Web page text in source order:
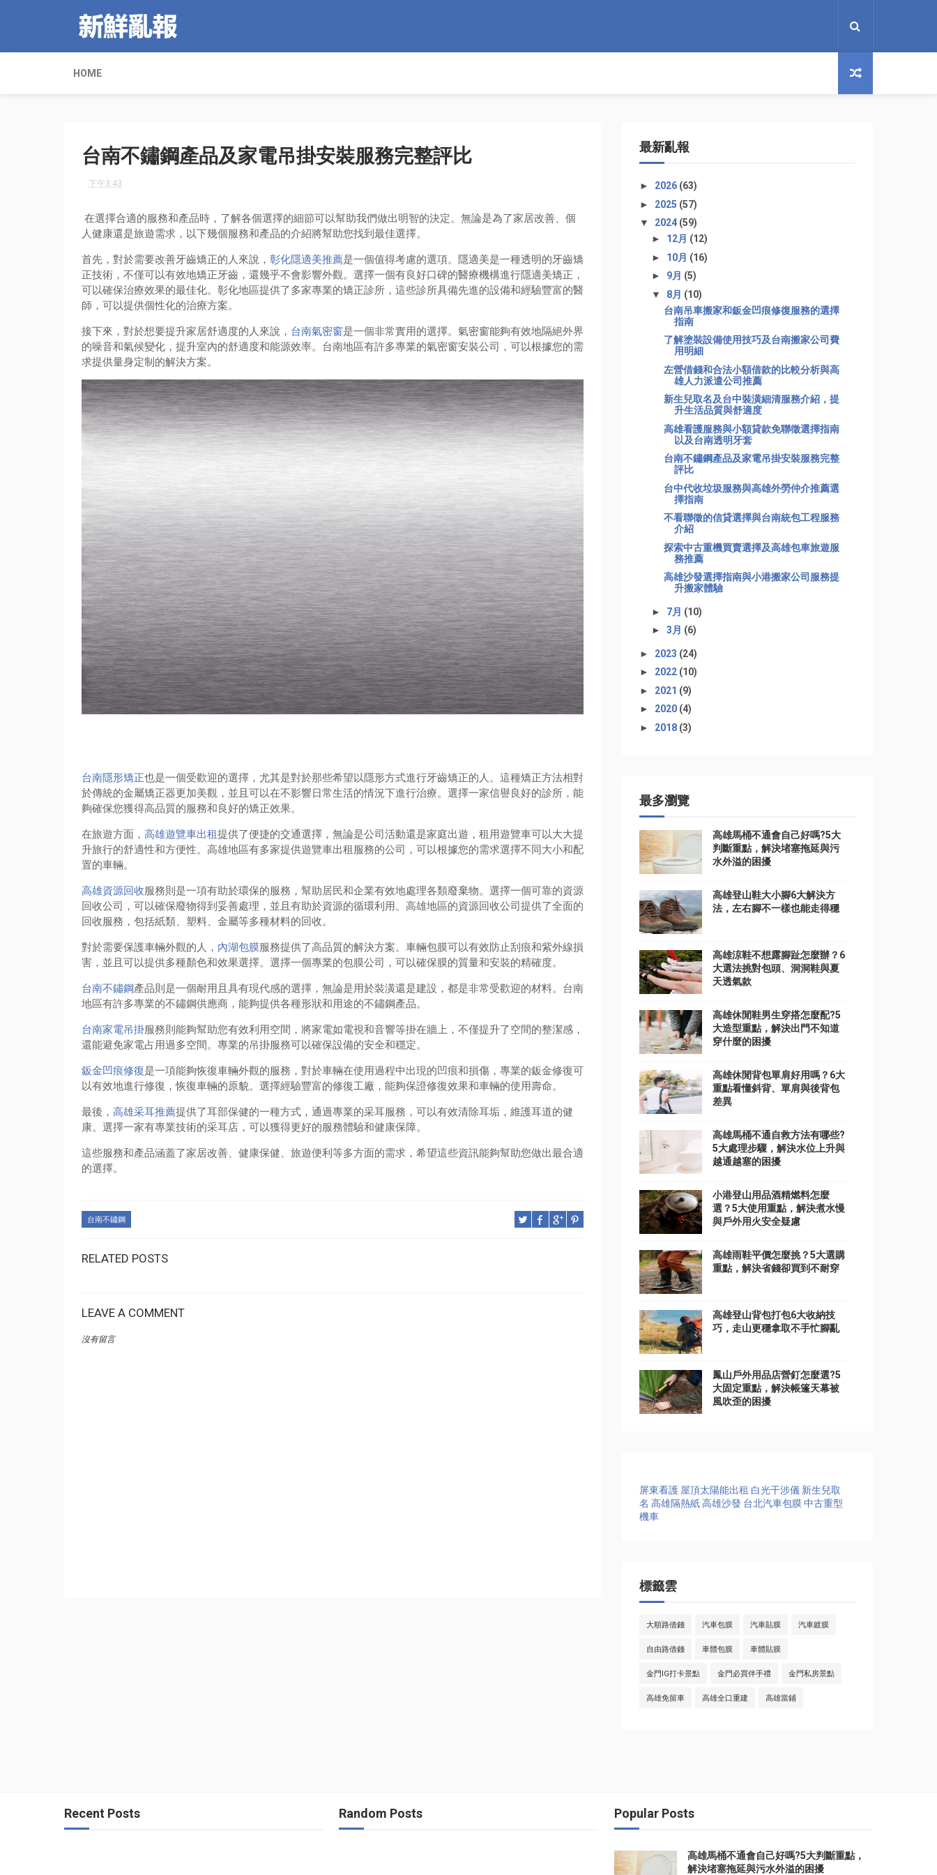
HOME
台南不鏽鋼產品及家電吊掛安裝服務完整評比
下午3:43
在選擇合適的服務和產品時，了解各個選擇的細節可以幫助我們做出明智的決定。無論是為了家居改善、個
人健康還是旅遊需求，以下幾個服務和產品的介紹將幫助您找到最佳選擇。
首先，對於需要改善牙齒矯正的人來說， 彰化隱適美推薦是一個值得考慮的選項。隱適美是一種透明的牙齒矯
正技術，不僅可以有效地矯正牙齒，還幾乎不會影響外觀。選擇一個有良好口碑的醫療機構進行隱適美矯正，
可以確保治療效果的最佳化。彰化地區提供了多家專業的矯正診所，這些診所具備先進的設備和經驗豐富的醫
師，可以提供個性化的治療方案。
接下來，對於想要提升家居舒適度的人來說， 台南氣密窗是一個非常實用的選擇。氣密窗能夠有效地隔絕外界
的噪音和氣候變化，提升室內的舒適度和能源效率。台南地區有許多專業的氣密窗安裝公司，可以根據您的需
求提供量身定制的解決方案。
台南隱形矯正也是一個受歡迎的選擇，尤其是對於那些希望以隱形方式進行牙齒矯正的人。這種矯正方法相對
於傳統的金屬矯正器更加美觀，並且可以在不影響日常生活的情況下進行治療。選擇一家信譽良好的診所，能
夠確保您獲得高品質的服務和良好的矯正效果。
在旅遊方面， 高雄遊覽車出租提供了便捷的交通選擇，無論是公司活動還是家庭出遊，租用遊覽車可以大大提
升旅行的舒適性和方便性。高雄地區有多家提供遊覽車出租服務的公司，可以根據您的需求選擇不同大小和配
置的車輛。
高雄資源回收服務則是一項有助於環保的服務，幫助居民和企業有效地處理各類廢棄物。選擇一個可靠的資源
回收公司，可以確保廢物得到妥善處理，並且有助於資源的循環利用。高雄地區的資源回收公司提供了全面的
回收服務，包括紙類、塑料、金屬等多種材料的回收。
對於需要保護車輛外觀的人， 內湖包膜服務提供了高品質的解決方案。車輛包膜可以有效防止刮痕和紫外線損
害，並且可以提供多種顏色和效果選擇。選擇一個專業的包膜公司，可以確保膜的質量和安裝的精確度。
台南不鏽鋼產品則是一個耐用且具有現代感的選擇，無論是用於裝潢還是建設，都是非常受歡迎的材料。台南
地區有許多專業的不鏽鋼供應商，能夠提供各種形狀和用途的不鏽鋼產品。
台南家電吊掛服務則能夠幫助您有效利用空間，將家電如電視和音響等掛在牆上，不僅提升了空間的整潔感，
還能避免家電占用過多空間。專業的吊掛服務可以確保設備的安全和穩定。
鈑金凹痕修復是一項能夠恢復車輛外觀的服務，對於車輛在使用過程中出現的凹痕和損傷，專業的鈑金修復可
以有效地進行修復，恢復車輛的原貌。選擇經驗豐富的修復工廠，能夠保證修復效果和車輛的使用壽命。
最後， 高雄采耳推薦提供了耳部保健的一種方式，通過專業的采耳服務，可以有效清除耳垢，維護耳道的健
康。選擇一家有專業技術的采耳店，可以獲得更好的服務體驗和健康保障。
這些服務和產品涵蓋了家居改善、健康保健、旅遊便利等多方面的需求，希望這些資訊能夠幫助您做出最合適
的選擇。
台南不鏽鋼
RELATED POSTS
LEAVE A COMMENT
沒有留言
最新亂報
► 2026 (63)
► 2025 (57)
▼ 2024 (59)
► 12月 (12)
► 10月 (16)
► 9月 (5)
▼ 8月 (10)
台南吊車搬家和鈑金凹痕修復服務的選擇
指南
了解塗裝設備使用技巧及台南搬家公司費
用明細
左營借錢和合法小額借款的比較分析與高
雄人力派遣公司推薦
新生兒取名及台中裝潢細清服務介紹，提
升生活品質與舒適度
高雄看護服務與小額貸款免聯徵選擇指南
以及台南透明牙套
台南不鏽鋼產品及家電吊掛安裝服務完整
評比
台中代收垃圾服務與高雄外勞仲介推薦選
擇指南
不看聯徵的信貸選擇與台南統包工程服務
介紹
探索中古重機買賣選擇及高雄包車旅遊服
務推薦
高雄沙發選擇指南與小港搬家公司服務提
升搬家體驗
► 7月 (10)
► 3月 (6)
► 2023 (24)
► 2022 (10)
► 2021 (9)
► 2020 (4)
► 2018 (3)
最多瀏覽
高雄馬桶不通會自己好嗎?5大
判斷重點，解決堵塞拖延與污
水外溢的困擾
高雄登山鞋大小腳6大解決方
法，左右腳不一樣也能走得穩
高雄涼鞋不想露腳趾怎麼辦？6
大選法挑對包頭、洞洞鞋與夏
天透氣款
高雄休閒鞋男生穿搭怎麼配?5
大造型重點，解決出門不知道
穿什麼的困擾
高雄休閒背包單肩好用嗎？6大
重點看懂斜背、單肩與後背包
差異
高雄馬桶不通自救方法有哪些?
5大處理步驟，解決水位上升與
越通越塞的困擾
小港登山用品酒精燃料怎麼
選？5大使用重點，解決煮水慢
與戶外用火安全疑慮
高雄雨鞋平價怎麼挑？5大選購
重點，解決省錢卻買到不耐穿
高雄登山背包打包6大收納技
巧，走山更穩拿取不手忙腳亂
鳳山戶外用品店營釘怎麼選?5
大固定重點，解決帳篷天幕被
風吹歪的困擾
屏東看護 屋頂太陽能出租 白光干涉儀 新生兒取
名 高雄隔熱紙高雄沙發 台北汽車包膜中古重型
機車
標籤雲
大順路借錢 汽車包膜 汽車貼膜 汽車鍍膜
自由路借錢 車體包膜 車體貼膜
金門IG打卡景點 金門必買伴手禮 金門私房景點
高雄免留車 高雄全口重建 高雄當鋪
Recent Posts Random Posts Popular Posts
高雄馬桶不通會自己好嗎?5大判斷重點，
解決堵塞拖延與污水外溢的困擾